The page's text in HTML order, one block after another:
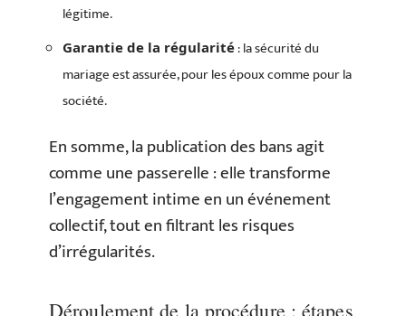
légitime.
Garantie de la régularité: la sécurité du
mariage est assurée, pour les époux comme pour la
société.
En somme, la publication des bans agit
comme une passerelle : elle transforme
l’engagement intime en un événement
collectif, tout en filtrant les risques
d’irrégularités.
Déroulement de la procédure : étapes